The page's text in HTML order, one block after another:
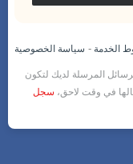
الخدمة - سياسة الخصوصية
المرسلة لديك لتكون
في وقت لاحق، سجل